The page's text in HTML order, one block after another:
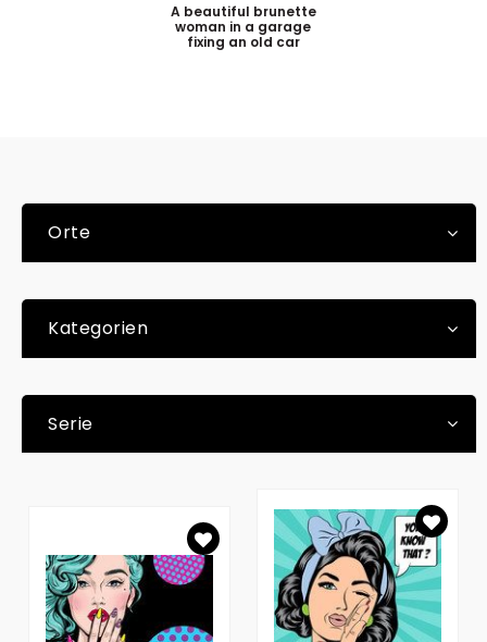
A beautiful brunette
woman in a garage
fixing an old car
Orte
Kategorien
Serie